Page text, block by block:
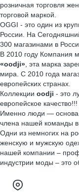
розничная торговля
торговой маркой.
OGGI - это один из
России. На
300 магазинами в
В 2010 году Компания
«oodji» , эта марка
мира. С 2010 года
европейских странах.
Коллекции oodji - это
европейское качество!!!
Именно люди — основа
члена нашей команды
Одни из немногих на
женскую и мужскую
нашей компании –
индустрии моды – это